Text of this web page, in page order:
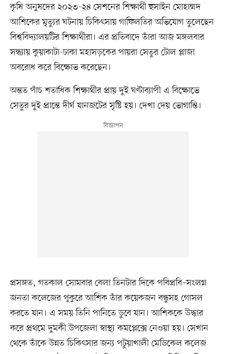
কৃষি অনুষদের ২০২৩-২৪ সেশনের শিক্ষার্থী হুসাইন মোহাম্মদ
আশিকের মৃত্যুর ঘটনায় চিকিৎসায় গাফিলতির অভিযোগ তুলেছেন
বিশ্ববিদ্যালয়টির শিক্ষার্থীরা। এর প্রতিবাদে তাঁরা আজ মঙ্গলবার
সন্ধ্যায় কুয়াকাটা-ঢাকা মহাসড়‌কের পায়রা সেতুর টোল প্লাজা
অব‌রোধ ক‌রে বি‌ক্ষোভ করেছেন।
অন্তত পাঁচ শতাধিক শিক্ষার্থীর প্রায় দুই ঘণ্টাব‌্যাপী এ বি‌ক্ষোভে
সেতুর দুই প্রা‌ন্তে দীর্ঘ যানজ‌টের সৃ‌ষ্টি হয়। দেখা দেয় ভোগান্তি।
প্রসঙ্গত, গতকাল সোমবার বেলা তিনটার দিকে পবিপ্রবি–সংলগ্ন
জনতা কলেজের পুকুরে আশিক তাঁর কয়েকজন বন্ধুসহ গোসল
করতে যান। এ সময় তিনি পানিতে ডুবে যান। আশিককে উদ্ধার
করে প্রথমে দুমকী উপজেলা স্বাস্থ্য কমপ্লেক্সে নেওয়া হয়। সেখান
থেকে তাঁকে উন্নত চিকিৎসার জন্য পটুয়াখালী মে‌ডি‌কেল ক‌লেজ